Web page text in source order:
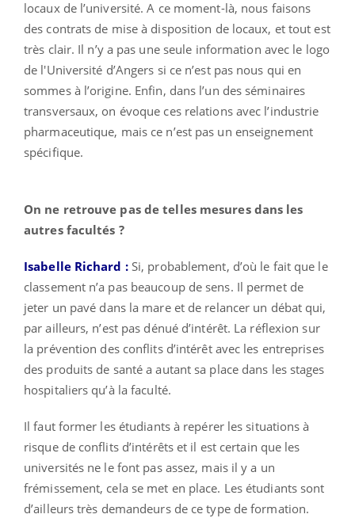
locaux de l’université. A ce moment-là, nous faisons
des contrats de mise à disposition de locaux, et tout est
très clair. Il n’y a pas une seule information avec le logo
de l'Université d’Angers si ce n’est pas nous qui en
sommes à l’origine. Enfin, dans l’un des séminaires
transversaux, on évoque ces relations avec l’industrie
pharmaceutique, mais ce n’est pas un enseignement
spécifique.
On ne retrouve pas de telles mesures dans les
autres facultés ?
Isabelle Richard : Si, probablement, d’où le fait que le
classement n’a pas beaucoup de sens. Il permet de
jeter un pavé dans la mare et de relancer un débat qui,
par ailleurs, n’est pas dénué d’intérêt. La réflexion sur
la prévention des conflits d’intérêt avec les entreprises
des produits de santé a autant sa place dans les stages
hospitaliers qu’à la faculté.
Il faut former les étudiants à repérer les situations à
risque de conflits d’intérêts et il est certain que les
universités ne le font pas assez, mais il y a un
frémissement, cela se met en place. Les étudiants sont
d’ailleurs très demandeurs de ce type de formation.